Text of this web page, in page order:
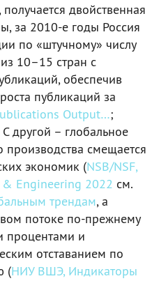
двойственная
за 2010-е годы Россия
по «штучному» числу
10–15 стран с
обеспечив
публикаций за
Output…;
С другой – глобальное
производства смещается
экономик (NSB/NSF,
& Engineering 2022 см.
трендам, а
потоке по-прежнему
процентами и
отставанием по
(НИУ ВШЭ, Индикаторы